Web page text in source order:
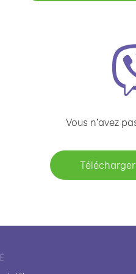
Vous n’avez